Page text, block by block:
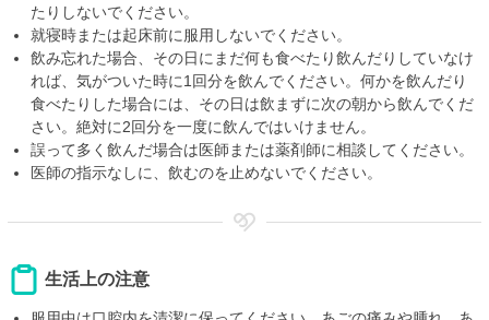
たりしないでください。
就寝時または起床前に服用しないでください。
飲み忘れた場合、その日にまだ何も食べたり飲んだりしていなけ
れば、気がついた時に1回分を飲んでください。何かを飲んだり
食べたりした場合には、その日は飲まずに次の朝から飲んでくだ
さい。絶対に2回分を一度に飲んではいけません。
誤って多く飲んだ場合は医師または薬剤師に相談してください。
医師の指示なしに、飲むのを止めないでください。
生活上の注意